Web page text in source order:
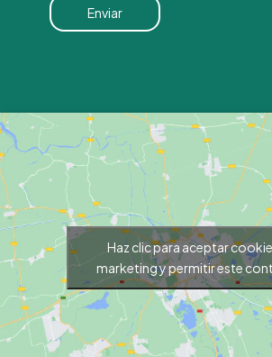
Haz clic para aceptar
marketing y permitir este